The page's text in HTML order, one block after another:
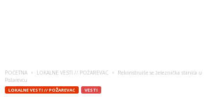
POČETNA LOKALNE VESTI // POŽAREVAC
Rekonstruiše se železnička stanica u
Požarevcu
LOKALNE VESTI // POŽAREVAC VESTI